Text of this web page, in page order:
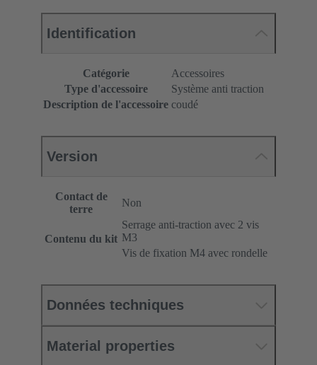
Identification
Catégorie
Accessoires
Type d'accessoire
Système anti traction
Description de l'accessoire coudé
Version
Contact de
terre
Non
Contenu du kit
Serrage anti-traction avec 2 vis
M3
Vis de fixation M4 avec rondelle
Données techniques
Material properties